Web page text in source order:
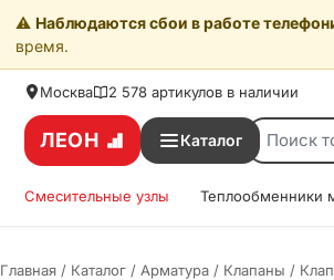
⚠️ Наблюдаются сбои в работе
время.
Москва 2 578 артикулов в наличии
ЛЕОН Каталог
Смесительные узлы Теплообменники
Главная / Каталог / Арматура / Клапаны /